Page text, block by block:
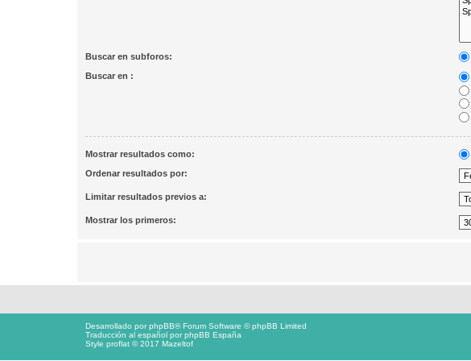
Buscar en subforos:
Buscar en :
Mostrar resultados como:
Ordenar resultados por:
Limitar resultados previos a:
Mostrar los primeros:
Desarrollado porphpBB® Forum Software © phpBB Limited
Traducción al español porphpBB España
Style proflat © 2017 Mazeltof